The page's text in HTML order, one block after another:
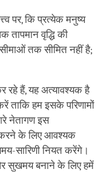
पर, कि प्रत्येक मनुष्य
तापमान वृद्धि की
तक सीमित नहीं है;
हैं, यह अत्यावश्यक है
ताकि हम इसके परिणामों
नेतागण इस
करने के लिए आवश्यक
सारिणी नियत करेंगे।
सुखमय बनाने के लिए हमें